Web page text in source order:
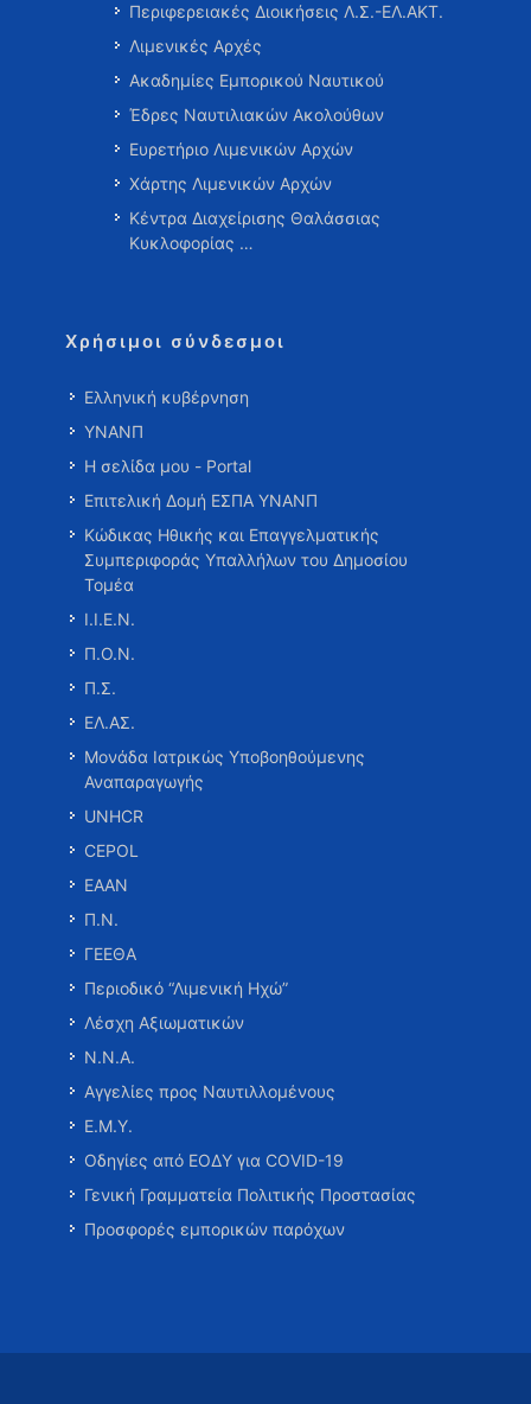
Περιφερειακές Διοικήσεις Λ.Σ.-ΕΛ.ΑΚΤ.
Λιμενικές Αρχές
Ακαδημίες Εμπορικού Ναυτικού
Έδρες Ναυτιλιακών Ακολούθων
Ευρετήριο Λιμενικών Αρχών
Χάρτης Λιμενικών Αρχών
Κέντρα Διαχείρισης Θαλάσσιας
Κυκλοφορίας …
Χρήσιμοι σύνδεσμοι
Ελληνική κυβέρνηση
ΥΝΑΝΠ
Η σελίδα μου - Portal
Επιτελική Δομή ΕΣΠΑ ΥΝΑΝΠ
Κώδικας Ηθικής και Επαγγελματικής
Συμπεριφοράς Υπαλλήλων του Δημοσίου
Τομέα
Ι.Ι.Ε.Ν.
Π.Ο.Ν.
Π.Σ.
ΕΛ.ΑΣ.
Μονάδα Ιατρικώς Υποβοηθούμενης
Αναπαραγωγής
UNHCR
CEPOL
ΕΑΑΝ
Π.Ν.
ΓΕΕΘΑ
Περιοδικό “Λιμενική Ηχώ”
Λέσχη Αξιωματικών
Ν.Ν.Α.
Αγγελίες προς Ναυτιλλομένους
Ε.Μ.Υ.
Οδηγίες από ΕΟΔΥ για COVID-19
Γενική Γραμματεία Πολιτικής Προστασίας
Προσφορές εμπορικών παρόχων